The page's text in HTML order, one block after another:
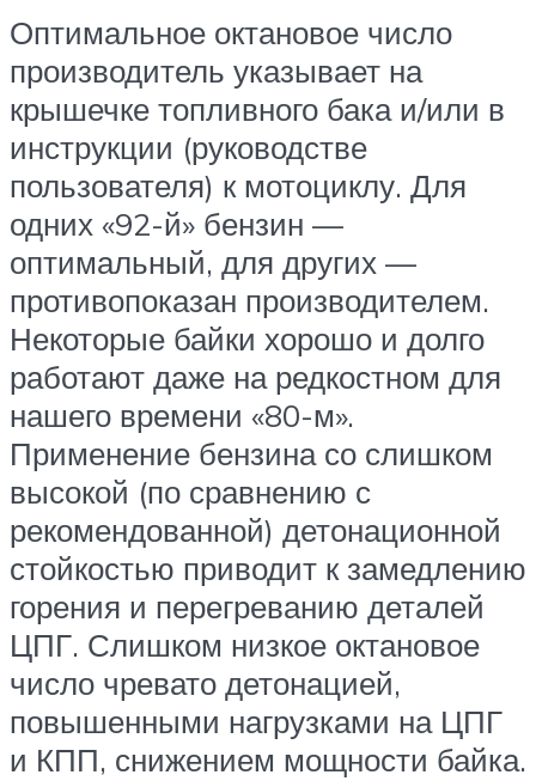
Оптимальное октановое число
производитель указывает на
крышечке топливного бака и/или в
инструкции (руководстве
пользователя) к мотоциклу. Для
одних «92-й» бензин —
оптимальный, для других —
противопоказан производителем.
Некоторые байки хорошо и долго
работают даже на редкостном для
нашего времени «80-м».
Применение бензина со слишком
высокой (по сравнению с
рекомендованной) детонационной
стойкостью приводит к замедлению
горения и перегреванию деталей
ЦПГ. Слишком низкое октановое
число чревато детонацией,
повышенными нагрузками на ЦПГ
и КПП, снижением мощности байка.